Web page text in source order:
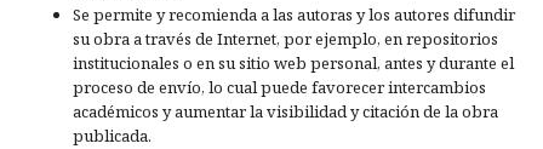
Se permite y recomienda a las autoras y los autores difundir
su obra a través de Internet, por ejemplo, en repositorios
institucionales o en su sitio web personal, antes y durante el
proceso de envío, lo cual puede favorecer intercambios
académicos y aumentar la visibilidad y citación de la obra
publicada.